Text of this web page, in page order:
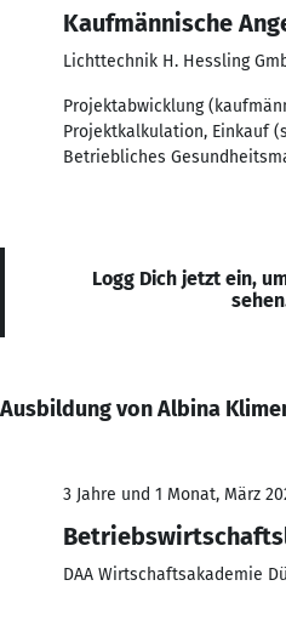
Kaufmännische
Lichttechnik H. Hessling
Projektabwicklung
Projektkalkulation, Einkauf
Betriebliches
Logg Dich jetzt ein,
Ausbildung von Albina
3 Jahre und 1 Monat, März
DAA Wirtschaftsakademie